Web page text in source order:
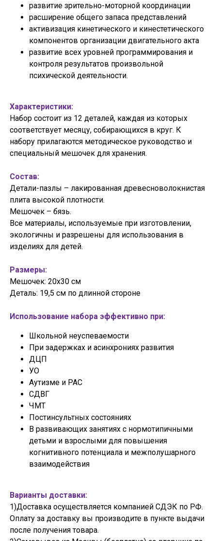
развитие зрительно-моторной координации
расширение общего запаса представлений
активизация кинетического и кинестетического
компонентов организации двигательного акта
развитие всех уровней программирования и
контроля результатов произвольной
психической деятельности.
Характеристики:
Набор состоит из 12 деталей, каждая из которых
соответствует месяцу, собирающихся в круг. К
набору прилагаются методическое руководство и
специальный мешочек для хранения.
Состав:
Детали-пазлы – лакированная древесноволокнистая
плита высокой плотности.
Мешочек – бязь.
Все материалы, используемые при изготовлении,
экологичны и разрешены для использования в
изделиях для детей.
Размеры:
Мешочек: 20х30 см
Деталь: 19,5 см по длинной стороне
Использование набора эффективно при:
Школьной неуспеваемости
При задержках и асинхрониях развития
ДЦП
УО
Аутизме и РАС
СДВГ
ЧМТ
Постинсультных состояниях
В развивающих занятиях с нормотипичными
детьми и взрослыми для повышения
когнитивного потенциала и межполушарного
взаимодействия
Варианты доставки:
1)Доставка осуществляется компанией СДЭК по РФ.
Оплату за доставку вы производите в пункте выдачи
после получения товара.